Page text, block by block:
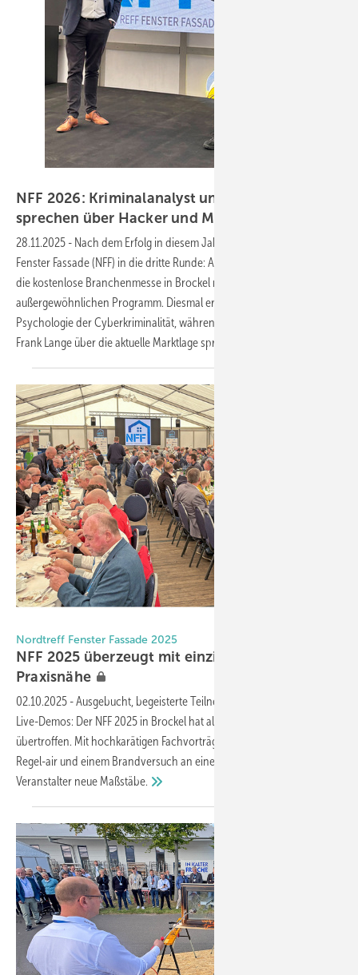
NFF 2026: Kriminalanalyst und VFF-Chef
sprechen über Hacker und Marktlage
28.11.2025 - Nach dem Erfolg in diesem Jahr geht der Nordtreff
Fenster Fassade (NFF) in die dritte Runde: Am 11. September 2026 lockt
die kostenlose Branchenmesse in Brockel mit einem
außergewöhnlichen Programm. Diesmal erklärt ein Kriminalanalyst die
Psychologie der Cyberkriminalität, während VFF-Geschäftsführer
Frank Lange über die aktuelle Marktlagespricht.
Nordtreff Fenster Fassade 2025
NFF 2025 überzeugt mit einzigartiger
Praxisnähe
02.10.2025 -Ausgebucht, begeisterte Teilnehmer und spektakuläre
Live-Demos: Der NFF 2025 in Brockel hat alle Erwartungen
übertroffen. Mit hochkarätigen Fachvorträgen, Produktneuheiten von
Regel-air und einem Brandversuch an einem Holzfenster setzten die
Veranstalter neue Maßstäbe.